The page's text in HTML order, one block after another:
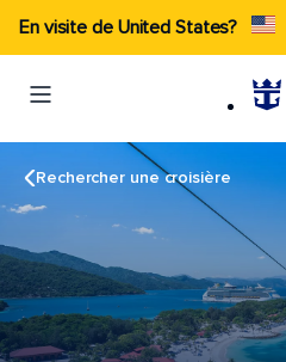
En visite de United States?
Rechercher une croisière